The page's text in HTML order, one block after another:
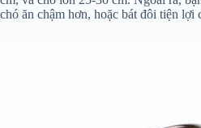
chó ăn chậm hơn, hoặc bát đôi tiện lợi